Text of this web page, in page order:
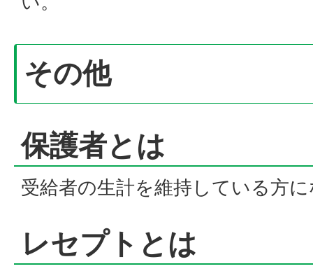
その他
保護者とは
受給者の生計を維持している方
レセプトとは